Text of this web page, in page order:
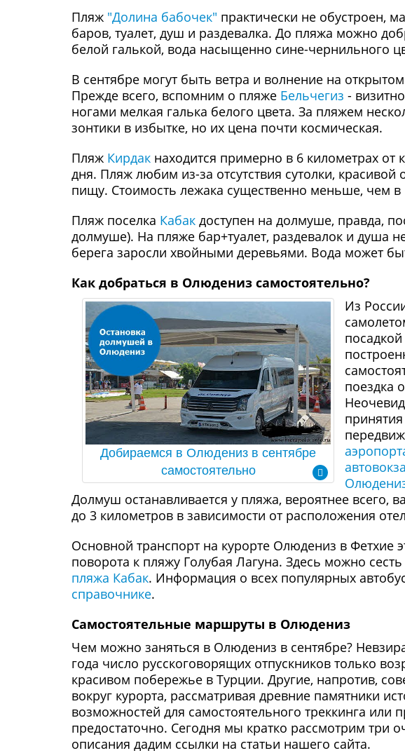
Пляж "Долина бабочек" практически не обустроен,
баров, туалет, душ и раздевалка. До пляжа можно
белой галькой, вода насыщенно сине-чернильного
В сентябре могут быть ветра и волнение на
Прежде всего, вспомним о пляже Бельчегиз -
ногами мелкая галька белого цвета. За пляжем
зонтики в избытке, но их цена почти космическая.
Пляж Кирдак находится примерно в 6 километрах от
дня. Пляж любим из-за отсутствия сутолки,
пищу. Стоимость лежака существенно меньше, чем в
Пляж поселка Кабак доступен на долмуше, правда,
долмуше). На пляже бар+туалет, раздевалок и душа
берега заросли хвойными деревьями. Вода может
Как добраться в Олюдениз самостоятельно?
Добираемся в Олюдениз в сентябре
самостоятельно
Из
поездка
Долмуш останавливается у пляжа, вероятнее всего,
до 3 километров в зависимости от расположения
Основной транспорт на курорте Олюдениз в Фетхие
поворота к пляжу Голубая Лагуна. Здесь можно
пляжа Кабак. Информация о всех популярных
справочнике.
Самостоятельные маршруты в Олюдениз
Чем можно заняться в Олюдениз в сентябре?
года число русскоговорящих отпускников только
красивом побережье в Турции. Другие, напротив,
вокруг курорта, рассматривая древние памятники
возможностей для самостоятельного треккинга или
предостаточно. Сегодня мы кратко рассмотрим три
описания дадим ссылки на статьи нашего сайта.